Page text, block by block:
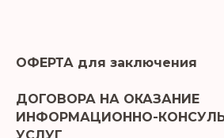
ОФЕРТА для заключения
ДОГОВОРА НА ОКАЗАНИЕ
ИНФОРМАЦИОННО-